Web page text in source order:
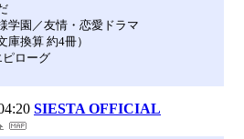
学園／友情・恋愛ドラマ
庫換算 約4冊）
ローグ
SIESTA OFFICIAL